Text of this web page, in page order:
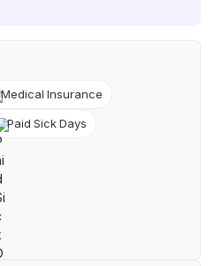
Medical Insurance
Paid Sick Days